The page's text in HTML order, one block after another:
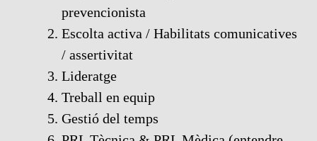
prevencionista
Escolta activa / Habilitats comunicatives
/ assertivitat
Lideratge
Treball en equip
Gestió del temps